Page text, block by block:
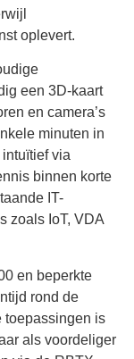
oplevert.
een 3D-kaart
en camera’s
minuten in
intuïtief via
binnen korte
IT-
zoals IoT, VDA
en beperkte
rond de
toepassingen is
als voordeliger